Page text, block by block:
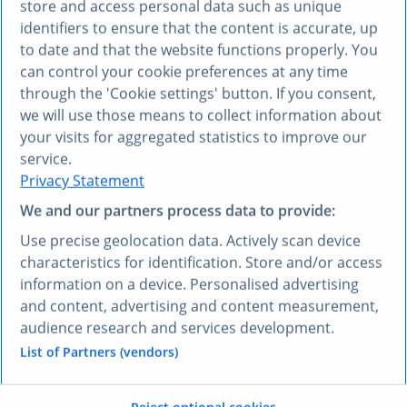
Statista inLangdock
Zitierbare Antworten, die
store and access personal data such as unique
identifiers to ensure that the content is accurate, up
to date and that the website functions properly. You
can control your cookie preferences at any time
through the 'Cookie settings' button. If you consent,
we will use those means to collect information about
your visits for aggregated statistics to improve our
service.
Privacy Statement
We and our partners process data to provide:
Use precise geolocation data. Actively scan device
characteristics for identification. Store and/or access
information on a device. Personalised advertising
and content, advertising and content measurement,
audience research and services development.
List of Partners (vendors)